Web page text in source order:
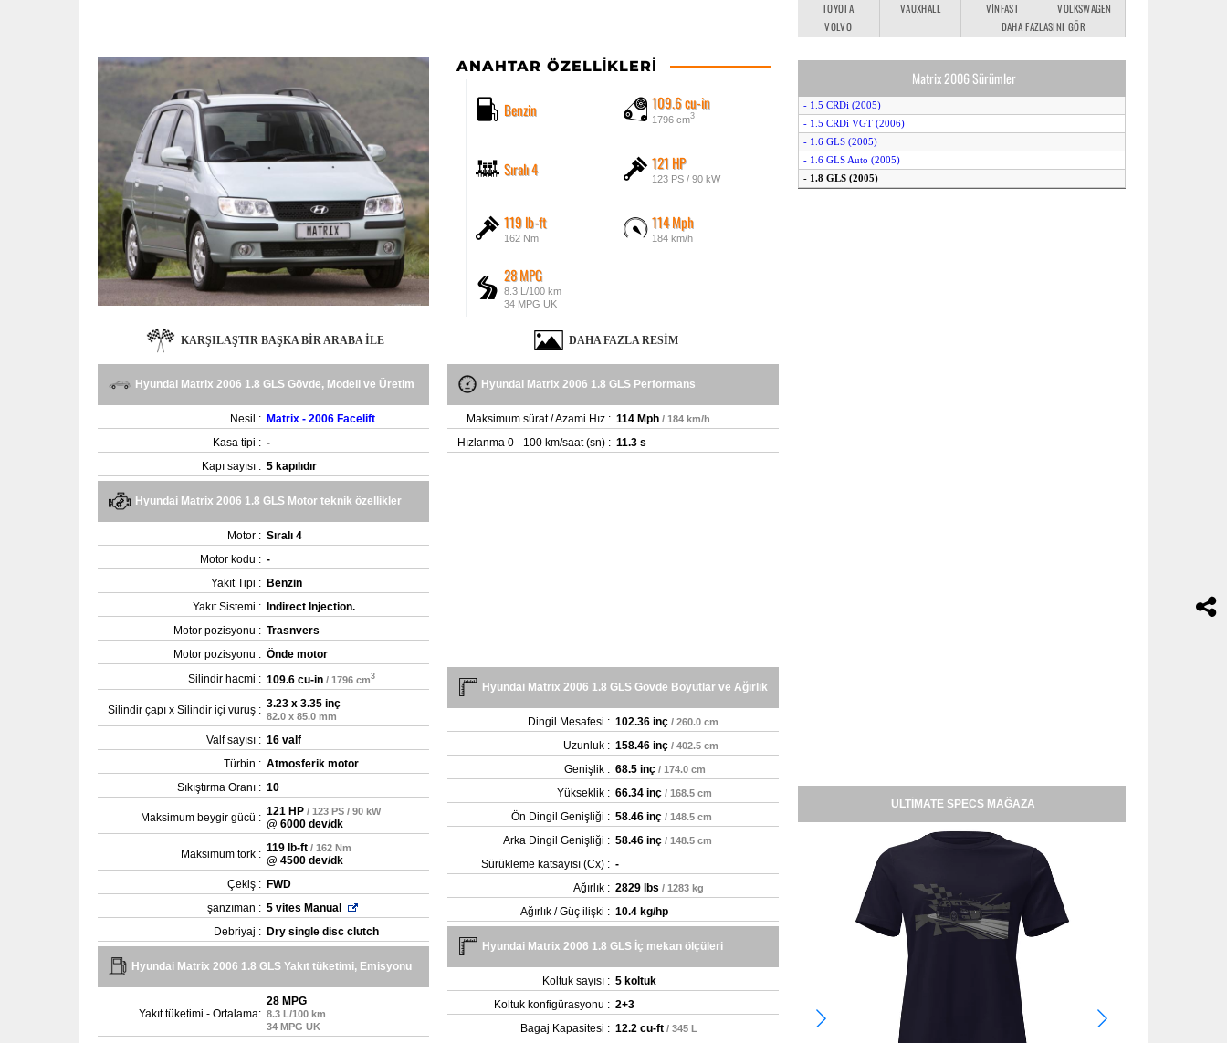
ANAHTAR ÖZELLIKLERI
Benzin 109.6 cu-in
1796 cm3
Sıralı 4 121 HP
123 PS / 90 kW
119 lb-ft
162 Nm
114 Mph
184 km/h
28 MPG
8.3 L/100 km
34 MPG UK
KARŞILAŞTIR BAŞKA BIR ARABA ILE DAHA FAZLA RESIM
Hyundai Matrix 2006 1.8 GLS Gövde, Modeli ve Üretim
Nesil : Matrix - 2006 Facelift
Kasa tipi : -
Kapı sayısı : 5 kapılıdır
Hyundai Matrix 2006 1.8 GLS Motor teknik özellikler
Motor : Sıralı 4
Motor kodu : -
Yakıt Tipi : Benzin
Yakıt Sistemi :
Indirect Injection.
Motor pozisyonu : Trasnvers
Motor pozisyonu : Önde motor
Silindir hacmi : 109.6 cu-in / 1796 cm3
Silindir çapı x Silindir içi vuruş : 3.23 x 3.35 inç
82.0 x 85.0 mm
Valf sayısı : 16 valf
Türbin : Atmosferik motor
Sıkıştırma Oranı : 10
Maksimum beygir gücü : 121 HP / 123 PS / 90 kW
@ 6000 dev/dk
Maksimum tork : 119 lb-ft / 162 Nm
@ 4500 dev/dk
Çekiş : FWD
şanzıman : 5 vites Manual
Debriyaj : Dry single disc clutch
Hyundai Matrix 2006 1.8 GLS Yakıt tüketimi, Emisyonu
Yakıt tüketimi - Ortalama:
28 MPG
8.3 L/100 km
34 MPG UK
Hyundai Matrix 2006 1.8 GLS Performans
Maksimum sürat / Azami Hız : 114 Mph / 184 km/h
Hızlanma 0 - 100 km/saat (sn) : 11.3 s
Hyundai Matrix 2006 1.8 GLS Gövde Boyutlar ve Ağırlık
Dingil Mesafesi : 102.36 inç / 260.0 cm
Uzunluk : 158.46 inç / 402.5 cm
Genişlik : 68.5 inç / 174.0 cm
Yükseklik : 66.34 inç / 168.5 cm
Ön Dingil Genişliği : 58.46 inç / 148.5 cm
Arka Dingil Genişliği : 58.46 inç / 148.5 cm
Sürükleme katsayısı (Cx) : -
Ağırlık : 2829 lbs / 1283 kg
Ağırlık / Güç ilişki : 10.4 kg/hp
Hyundai Matrix 2006 1.8 GLS İç mekan ölçüleri
Koltuk sayısı : 5 koltuk
Koltuk konfigürasyonu : 2+3
Bagaj Kapasitesi : 12.2 cu-ft / 345 L
TOYOTA
VAUXHALL VINFAST
VOLKSWAGEN
VOLVO
DAHA FAZLASINI GÖR
Matrix 2006 Sürümler
- 1.5 CRDi (2005)
- 1.5 CRDi VGT (2006)
- 1.6 GLS (2005)
- 1.6 GLS Auto (2005)
- 1.8 GLS (2005)
ULTIMATE SPECS MAĞAZA